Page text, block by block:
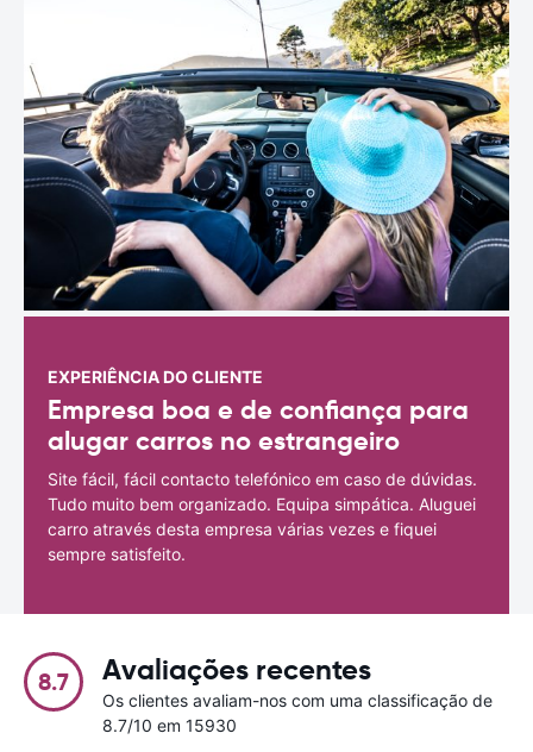
EXPERIÊNCIA DO CLIENTE
Empresa boa e de confiança para
alugar carros no estrangeiro
Site fácil, fácil contacto telefónico em caso de dúvidas.
Tudo muito bem organizado. Equipa simpática. Aluguei
carro através desta empresa várias vezes e fiquei
sempre satisfeito.
8.7 Avaliações recentes
Os clientes avaliam-nos com uma classificação de
8.7/10 em 15930